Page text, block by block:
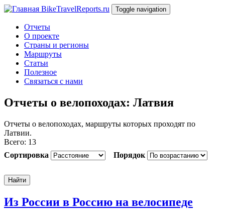
Перейти к основному содержанию
BikeTravelReports.ru Toggle navigation
Отчеты
О проекте
Страны и регионы
Маршруты
Статьи
Полезное
Связаться с нами
Отчеты о велопоходах: Латвия
Отчеты о велопоходах, маршруты которых проходят по
Латвии.
Всего: 13
Сортировка
Порядок
Найти
Из России в Россию на велосипеде